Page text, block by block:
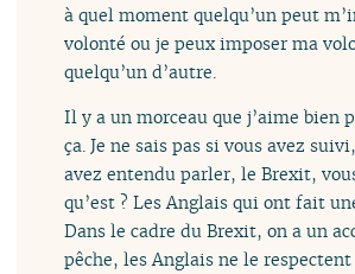
à quel moment quelqu’un peut
volonté ou je peux imposer ma
quelqu’un d’autre.
Il y a un morceau que j’aime bien
ça. Je ne sais pas si vous avez
avez entendu parler, le Brexit,
qu’est ? Les Anglais qui ont fait
Dans le cadre du Brexit, on a un
pêche, les Anglais ne le